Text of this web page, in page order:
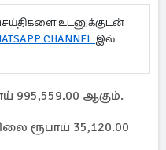
உடனுக்குடன்
CHANNEL இல்
ஆகும்.
ரூபாய் 35,120.00